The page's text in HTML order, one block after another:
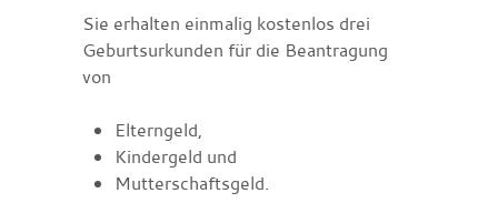
Sie erhalten einmalig kostenlos drei
Geburtsurkunden für die Beantragung
von
Elterngeld,
Kindergeld und
Mutterschaftsgeld.